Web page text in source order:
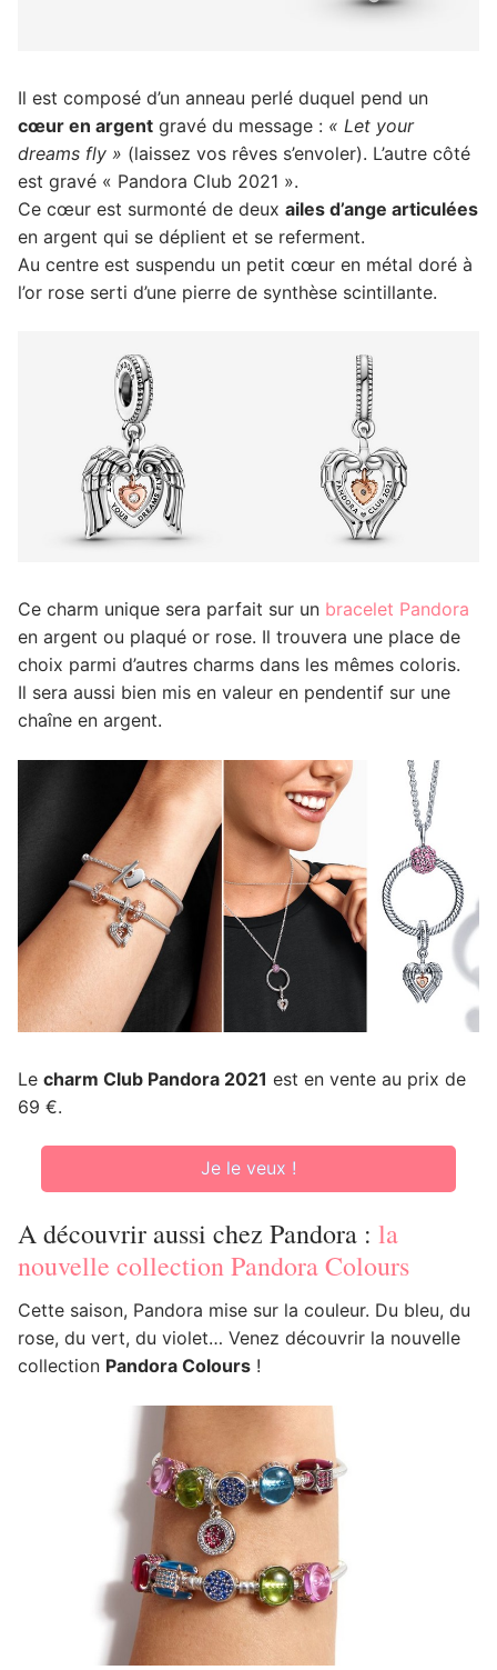
Il est composé d’un anneau perlé duquel pend un
cœur en argent gravé du message : « Let your
dreams fly » (laissez vos rêves s’envoler). L’autre côté
est gravé « Pandora Club 2021 ».
Ce cœur est surmonté de deux ailes d’ange articulées
en argent qui se déplient et se referment.
Au centre est suspendu un petit cœur en métal doré à
l’or rose serti d’une pierre de synthèse scintillante.
Ce charm unique sera parfait sur un bracelet Pandora
en argent ou plaqué or rose. Il trouvera une place de
choix parmi d’autres charms dans les mêmes coloris.
Il sera aussi bien mis en valeur en pendentif sur une
chaîne en argent.
Le charm Club Pandora 2021 est en vente au prix de
69 €.
Je le veux !
A découvrir aussi chez Pandora : la
nouvelle collection Pandora Colours
Cette saison, Pandora mise sur la couleur. Du bleu, du
rose, du vert, du violet… Venez découvrir la nouvelle
collection Pandora Colours !